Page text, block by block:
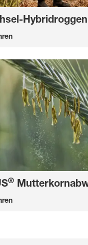
Hybridroggen
®